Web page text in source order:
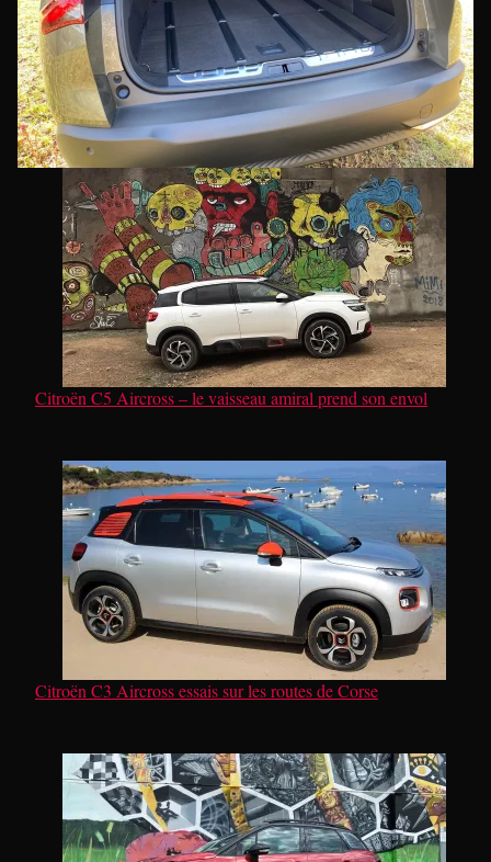
Citroën C5 Aircross – le vaisseau amiral prend son envol
Citroën C3 Aircross essais sur les routes de Corse